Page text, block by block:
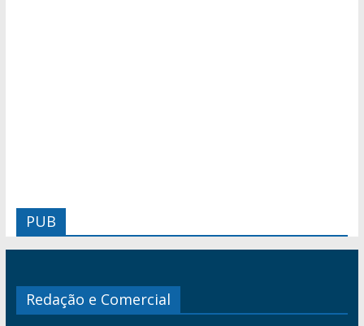
PUB
Redação e Comercial